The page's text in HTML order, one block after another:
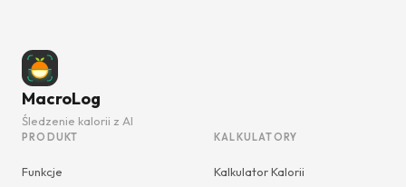
MacroLog
Śledzenie kalorii z AI
PRODUKT
Funkcje
KALKULATORY
Kalkulator Kalorii